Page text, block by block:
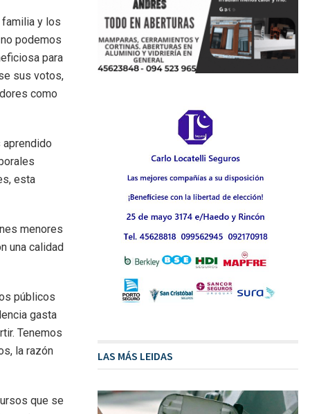
familia y los
podemos
para
sus votos,
como
aprendido
esta
menores
una calidad
públicos
gasta
Tenemos
la razón
que se
LAS MÁS LEIDAS